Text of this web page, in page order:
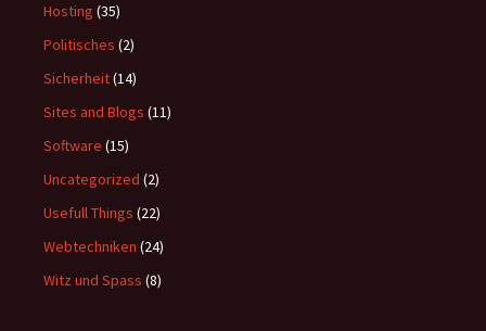
Hosting (35)
Politisches (2)
Sicherheit(14)
Sites and Blogs (11)
Software (15)
Uncategorized (2)
Usefull Things (22)
Webtechniken (24)
Witz und Spass (8)